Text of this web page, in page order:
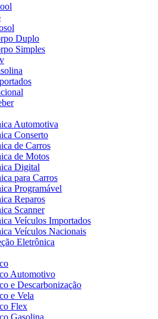
Duplo
Simples
Automotiva
Conserto
de Carros
de Motos
Digital
para Carros
Programável
Reparos
Scanner
Veículos Importados
Veículos Nacionais
Eletrônica
Automotivo
e Descarbonização
e Vela
Flex
Gasolina